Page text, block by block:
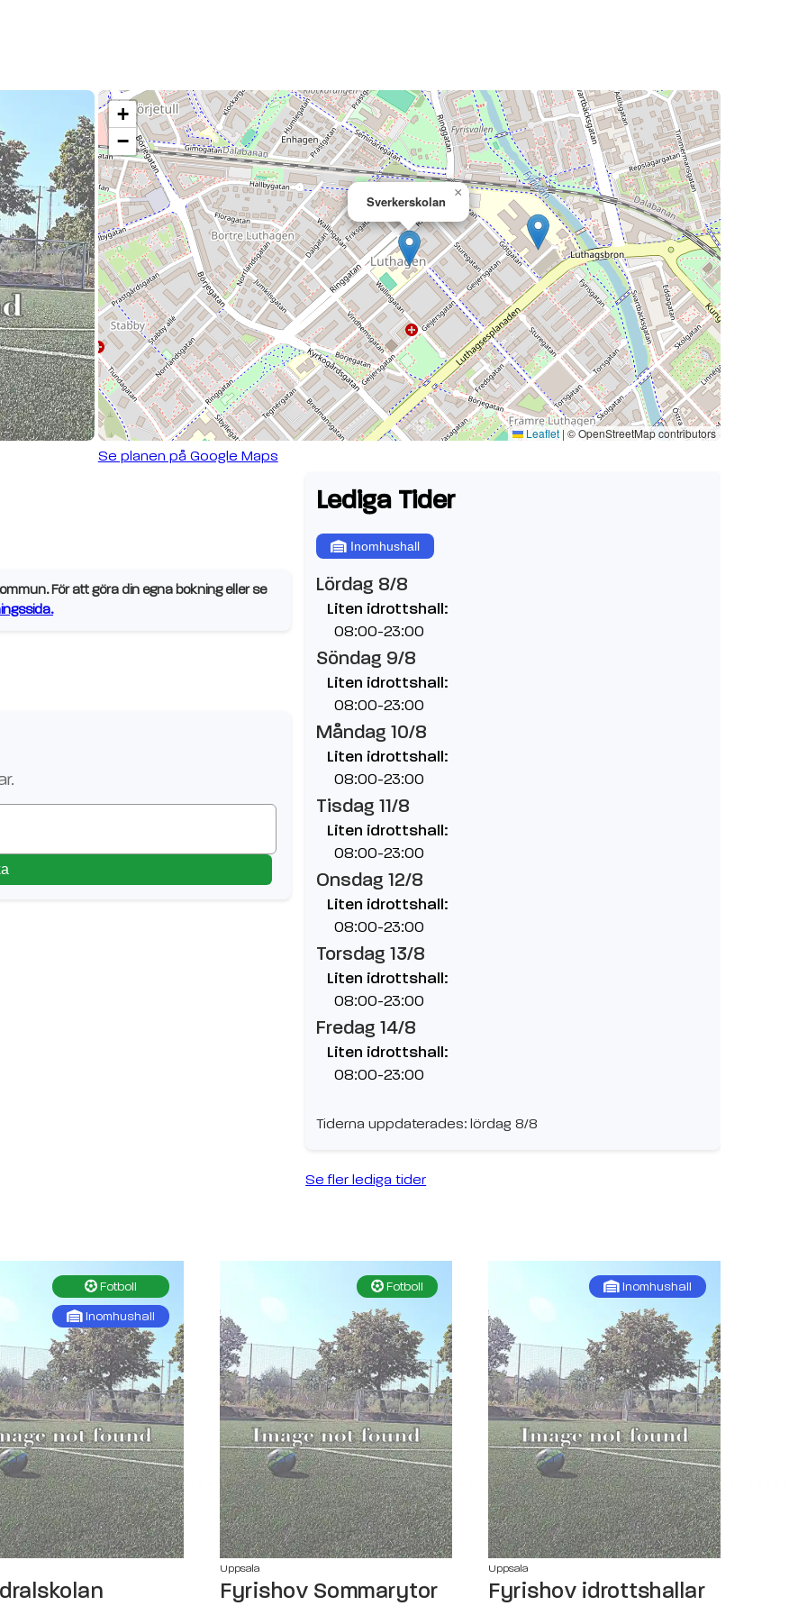
Sverkerskolan
×
+
−
Leaflet |© OpenStreetMap contributors
Se planen på Google Maps
För att göra din egna bokning eller se
Lediga Tider
Inomhushall
Lördag 8/8
Liten idrottshall:
08:00-23:00
Söndag 9/8
Liten idrottshall:
08:00-23:00
Måndag 10/8
Liten idrottshall:
08:00-23:00
Tisdag 11/8
Liten idrottshall:
08:00-23:00
Onsdag 12/8
Liten idrottshall:
08:00-23:00
Torsdag 13/8
Liten idrottshall:
08:00-23:00
Fredag 14/8
Liten idrottshall:
08:00-23:00
Tiderna uppdaterades: lördag 8/8
Se fler lediga tider
Fotboll
Inomhushall
Fotboll
Uppsala
Fyrishov Sommarytor
Inomhushall
Uppsala
Fyrishov idrottshallar